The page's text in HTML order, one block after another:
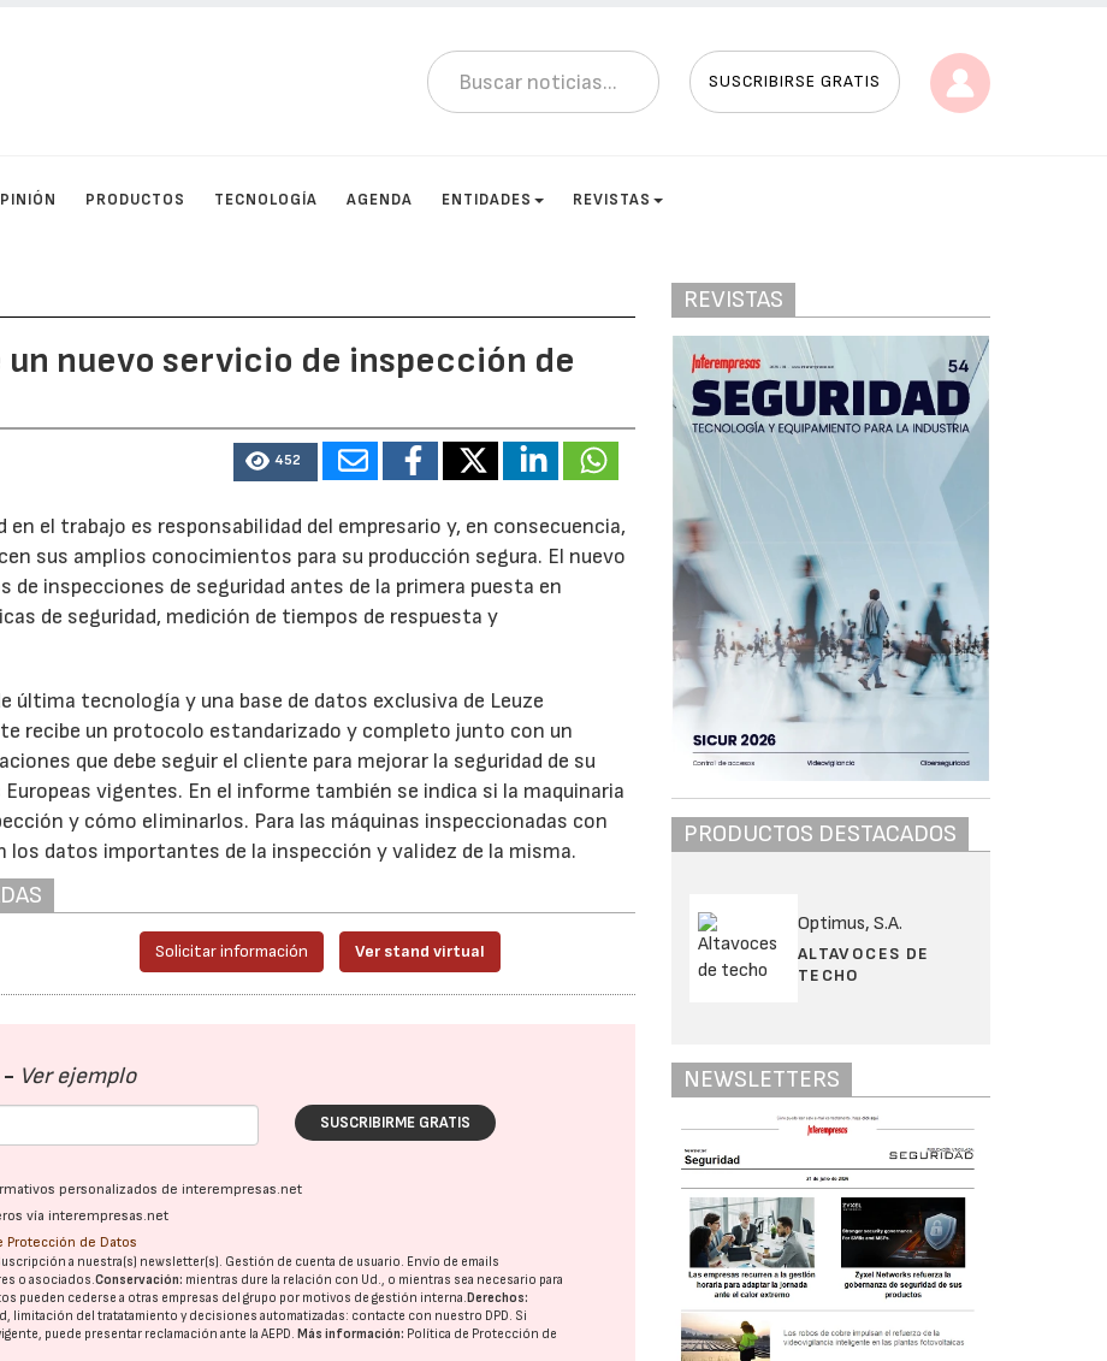
SUSCRIBIRSE GRATIS
PRODUCTOS TECNOLOGÍA AGENDA ENTIDADES REVISTAS
nuevo servicio de inspección de
452
en el trabajo es responsabilidad del empresario y, en consecuencia,
sus amplios conocimientos para su producción segura. El nuevo
inspecciones de seguridad antes de la primera puesta en
de seguridad, medición de tiempos de respuesta y
última tecnología y una base de datos exclusiva de Leuze
recibe un protocolo estandarizado y completo junto con un
que debe seguir el cliente para mejorar la seguridad de su
vigentes. En el informe también se indica si la maquinaria
y cómo eliminarlos. Para las máquinas inspeccionadas con
datos importantes de la inspección y validez de la misma.
Solicitar información Ver stand virtual
- Ver ejemplo
SUSCRIBIRME GRATIS
personalizados de interempresas.net
vía interempresas.net
Protección de Datos
a nuestra(s) newsletter(s). Gestión de cuenta de usuario. Envío de emails
o asociados.Conservación: mientras dure la relación con Ud., o mientras sea necesario para
pueden cederse a otras empresas del grupo por motivos de gestión interna.Derechos:
del tratatamiento y decisiones automatizadas: contacte con nuestro DPD. Si
puede presentar reclamación ante laAEPD.Más información: Política de Protección de
REVISTAS
PRODUCTOS DESTACADOS
Optimus, S.A.
ALTAVOCES DE
TECHO
NEWSLETTERS